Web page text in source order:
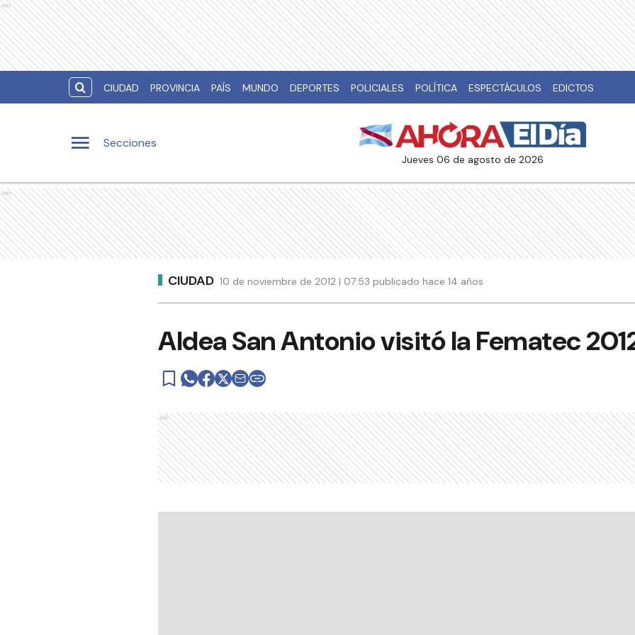
Ads
CIUDAD PROVINCIA PAÍS MUNDO DEPORTES POLICIALES POLÍTICA ESPECTÁCULOS EDICTOS
Secciones
jueves 06 de agosto de 2026
Ads
CIUDAD 10 de noviembre de 2012 | 07:53 publicado hace 14 años
Aldea San Antonio visitó la Fematec
Ads